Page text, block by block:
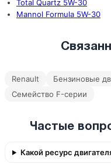
Total Quartz 5W-30
Mannol Formula 5W-30
Renault
Бензиновые
Семейство F-серии
Частые
Какой ресурс